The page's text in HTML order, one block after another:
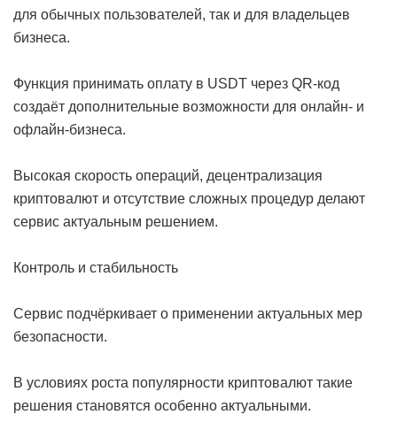
для обычных пользователей, так и для владельцев
бизнеса.
Функция принимать оплату в USDT через QR-код
создаёт дополнительные возможности для онлайн- и
офлайн-бизнеса.
Высокая скорость операций, децентрализация
криптовалют и отсутствие сложных процедур делают
сервис актуальным решением.
Контроль и стабильность
Сервис подчёркивает о применении актуальных мер
безопасности.
В условиях роста популярности криптовалют такие
решения становятся особенно актуальными.